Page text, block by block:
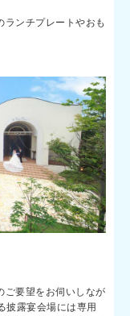
ランチプレートやおも
ご要望をお伺いしなが
披露宴会場には専用